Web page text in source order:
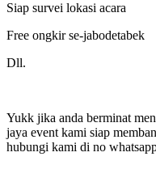
Siap survei lokasi acara
Free ongkir se-jabodetabek
Dll.
Yukk jika anda berminat
jaya event kami siap
hubungi kami di no